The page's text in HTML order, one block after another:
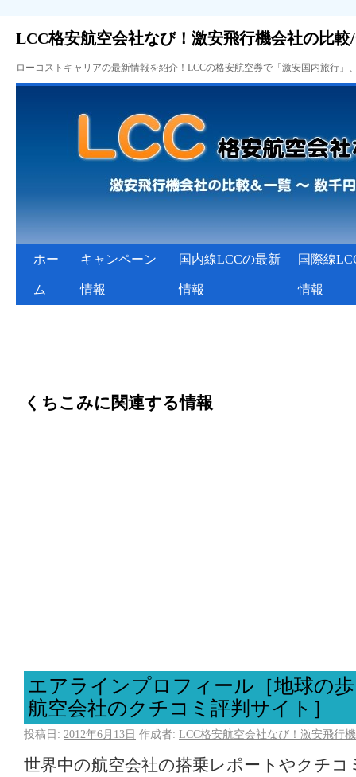
LCC格安航空会社なび！激安飛行機会社の比較
ローコストキャリアの最新情報を紹介！LCCの格安航空券で「激安国内旅行
ホー
ム
キャンペーン
情報
国内線LCCの最新
情報
国際線
情報
くちこみに関連する情報
エアラインプロフィール［地球の
航空会社のクチコミ評判サイト］
投稿日: 2012年6月13日 作成者: LCC格安航空会社なび！激安飛行
世界中の航空会社の搭乗レポートやクチコ